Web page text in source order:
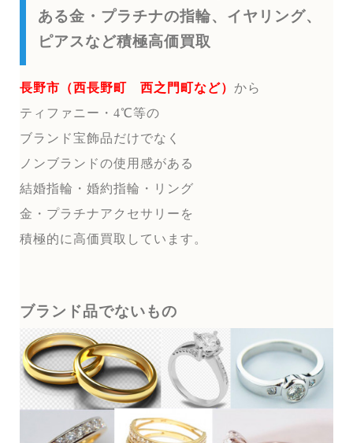
ある金・プラチナの指輪、イヤリング、
ピアスなど積極高価買取
長野市（西長野町 西之門町など） から
ティファニー・4℃等の
ブランド宝飾品だけでなく
ノンブランドの使用感がある
結婚指輪・婚約指輪・リング
金・プラチナアクセサリーを
積極的に高価買取しています。
ブランド品でないもの